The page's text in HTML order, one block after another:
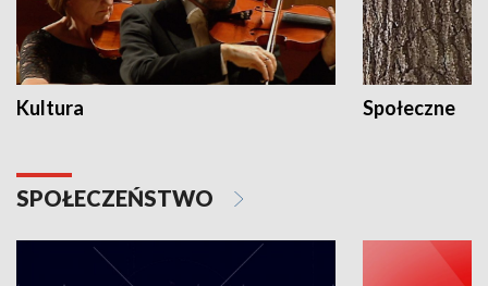
Kultura Społeczne
SPOŁECZEŃSTWO